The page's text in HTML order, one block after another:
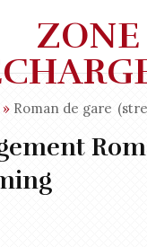
ZONE
» Roman de gare